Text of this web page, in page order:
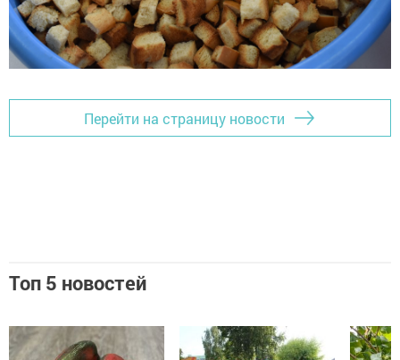
Перейти на страницу новости
Топ 5 новостей